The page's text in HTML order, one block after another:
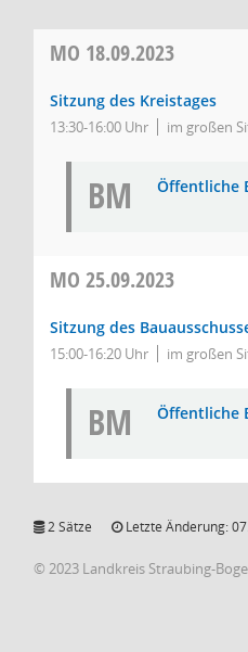
MO 18.09.2023
Sitzung des Kreistages
13:30-16:00 Uhr im großen
BM Öffentliche
MO 25.09.2023
Sitzung des
15:00-16:20 Uhr im großen
BM Öffentliche
2 Sätze Letzte Änderung:
© 2023 Landkreis Straubing-